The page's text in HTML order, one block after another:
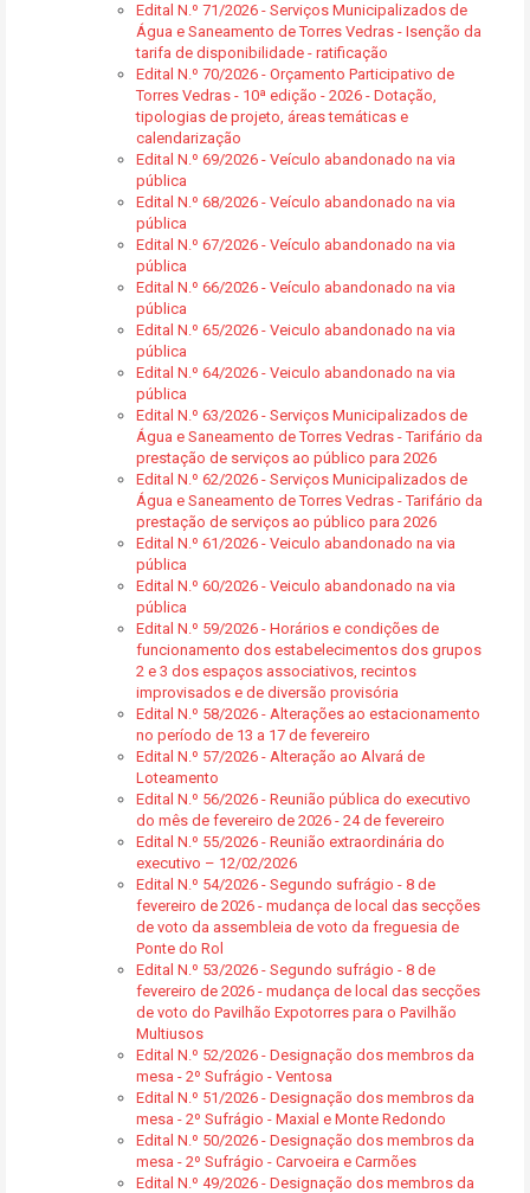
Edital N.º 71/2026 - Serviços Municipalizados de
Água e Saneamento de Torres Vedras - Isenção da
tarifa de disponibilidade - ratificação
Edital N.º 70/2026 - Orçamento Participativo de
Torres Vedras - 10ª edição - 2026 - Dotação,
tipologias de projeto, áreas temáticas e
calendarização
Edital N.º 69/2026 - Veículo abandonado na via
pública
Edital N.º 68/2026 - Veículo abandonado na via
pública
Edital N.º 67/2026 - Veículo abandonado na via
pública
Edital N.º 66/2026 - Veículo abandonado na via
pública
Edital N.º 65/2026 - Veiculo abandonado na via
pública
Edital N.º 64/2026 - Veiculo abandonado na via
pública
Edital N.º 63/2026 - Serviços Municipalizados de
Água e Saneamento de Torres Vedras - Tarifário da
prestação de serviços ao público para 2026
Edital N.º 62/2026 - Serviços Municipalizados de
Água e Saneamento de Torres Vedras - Tarifário da
prestação de serviços ao público para 2026
Edital N.º 61/2026 - Veiculo abandonado na via
pública
Edital N.º 60/2026 - Veiculo abandonado na via
pública
Edital N.º 59/2026 - Horários e condições de
funcionamento dos estabelecimentos dos grupos
2 e 3 dos espaços associativos, recintos
improvisados e de diversão provisória
Edital N.º 58/2026 - Alterações ao estacionamento
no período de 13 a 17 de fevereiro
Edital N.º 57/2026 - Alteração ao Alvará de
Loteamento
Edital N.º 56/2026 - Reunião pública do executivo
do mês de fevereiro de 2026 - 24 de fevereiro
Edital N.º 55/2026 - Reunião extraordinária do
executivo – 12/02/2026
Edital N.º 54/2026 - Segundo sufrágio - 8 de
fevereiro de 2026 - mudança de local das secções
de voto da assembleia de voto da freguesia de
Ponte do Rol
Edital N.º 53/2026 - Segundo sufrágio - 8 de
fevereiro de 2026 - mudança de local das secções
de voto do Pavilhão Expotorres para o Pavilhão
Multiusos
Edital N.º 52/2026 - Designação dos membros da
mesa - 2º Sufrágio - Ventosa
Edital N.º 51/2026 - Designação dos membros da
mesa - 2º Sufrágio - Maxial e Monte Redondo
Edital N.º 50/2026 - Designação dos membros da
mesa - 2º Sufrágio - Carvoeira e Carmões
Edital N.º 49/2026 - Designação dos membros da